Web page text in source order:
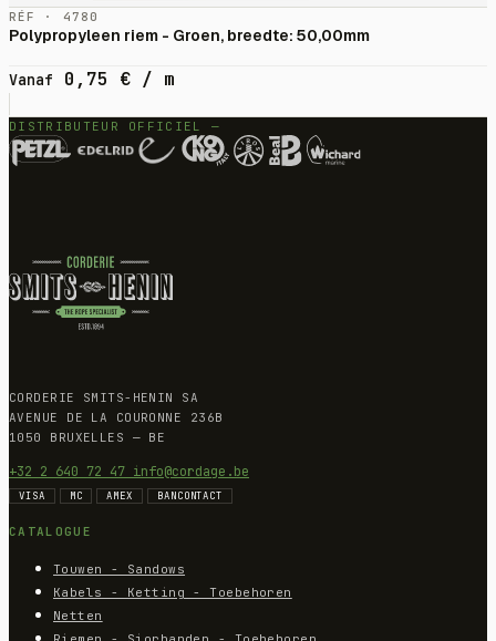
RÉF · 4780
Polypropyleen riem - Groen, breedte: 50,00mm
Vanaf 0,75 € / m
DISTRIBUTEUR OFFICIEL —
CORDERIE SMITS-HENIN SA
AVENUE DE LA COURONNE 236B
1050 BRUXELLES — BE
+32 2 640 72 47 info@cordage.be
VISA MC AMEX BANCONTACT
CATALOGUE
Touwen - Sandows
Kabels - Ketting - Toebehoren
Netten